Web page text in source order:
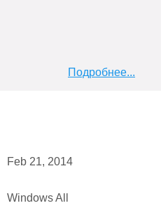
Подробнее...
Feb 21, 2014
Windows All